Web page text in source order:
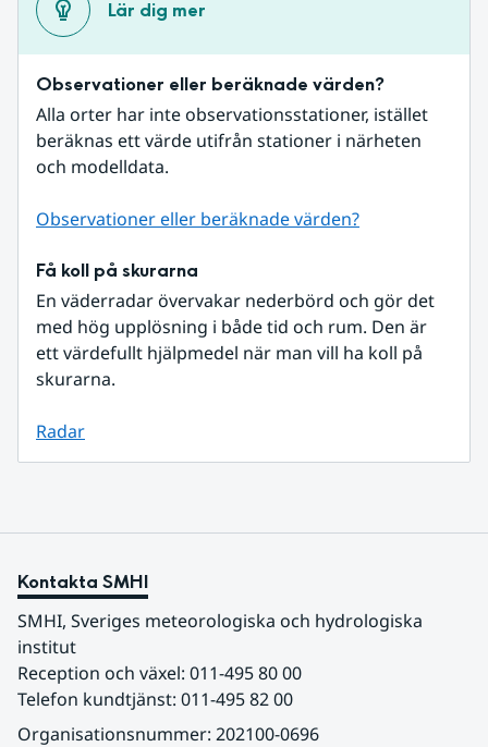
Lär dig mer
Observationer eller beräknade värden?
Alla orter har inte observationsstationer, istället
beräknas ett värde utifrån stationer i närheten
och modelldata.
Observationer eller beräknade värden?
Få koll på skurarna
En väderradar övervakar nederbörd och gör det
med hög upplösning i både tid och rum. Den är
ett värdefullt hjälpmedel när man vill ha koll på
skurarna.
Radar
Kontakta SMHI
SMHI, Sveriges meteorologiska och hydrologiska
institut
Reception och växel: 011-495 80 00
Telefon kundtjänst: 011-495 82 00
Organisationsnummer: 202100-0696